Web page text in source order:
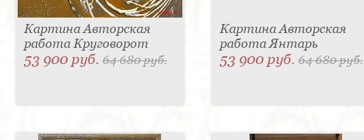
Картина Авторская
работа Круговорот
53 900 руб.64 680 руб.
Картина Авторская
работа Янтарь
53 900 руб. 64 680 руб.